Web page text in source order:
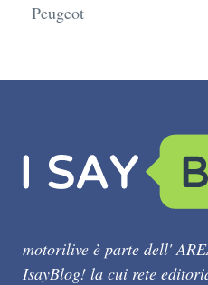
Peugeot
motorilive è parte dell'
IsayBlog! la cui rete